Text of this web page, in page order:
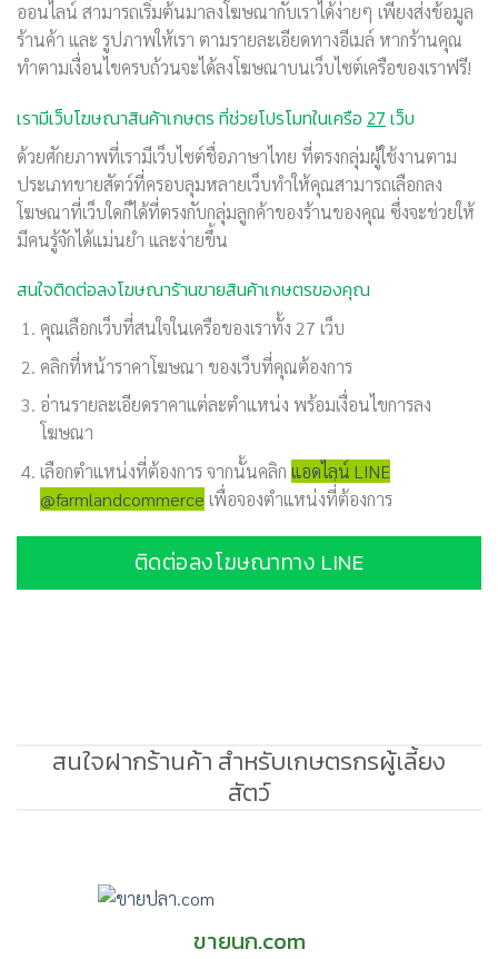
ออนไลน์ สามารถเริ่มต้นมาลงโฆษณากับเราได้ง่ายๆ เพียงส่งข้อมูล
ร้านค้า และ รูปภาพให้เรา ตามรายละเอียดทางอีเมล์ หากร้านคุณ
ทำตามเงื่อนไขครบถ้วนจะได้ลงโฆษณาบนเว็บไซต์เครือของเราฟรี!
เรามีเว็บโฆษณาสินค้าเกษตร ที่ช่วยโปรโมทในเครือ 27 เว็บ
ด้วยศักยภาพที่เรามีเว็บไซต์ชื่อภาษาไทย ที่ตรงกลุ่มผู้ใช้งานตาม
ประเภทขายสัตว์ที่ครอบลุมหลายเว็บทำให้คุณสามารถเลือกลง
โฆษณาที่เว็บใดก็ได้ที่ตรงกับกลุ่มลูกค้าของร้านของคุณ ซึ่งจะช่วยให้
มีคนรู้จักได้แม่นยำ และง่ายขึ้น
สนใจติดต่อลงโฆษณาร้านขายสินค้าเกษตรของคุณ
คุณเลือกเว็บที่สนใจในเครือของเราทั้ง 27 เว็บ
คลิกที่หน้าราคาโฆษณา ของเว็บที่คุณต้องการ
อ่านรายละเอียดราคาแต่ละตำแหน่ง พร้อมเงื่อนไขการลง
โฆษณา
เลือกตำแหน่งที่ต้องการ จากนั้นคลิก แอดไลน์ LINE
@farmlandcommerce เพื่อจองตำแหน่งที่่ต้องการ
ติดต่อลงโฆษณาทาง LINE
สนใจฝากร้านค้า สำหรับเกษตรกรผู้เลี้ยง
สัตว์
ขายนก.com